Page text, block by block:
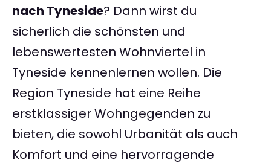
nach Tyneside? Dann wirst du
sicherlich die schönsten und
lebenswertesten Wohnviertel in
Tyneside kennenlernen wollen. Die
Region Tyneside hat eine Reihe
erstklassiger Wohngegenden zu
bieten, die sowohl Urbanität als auch
Komfort und eine hervorragende